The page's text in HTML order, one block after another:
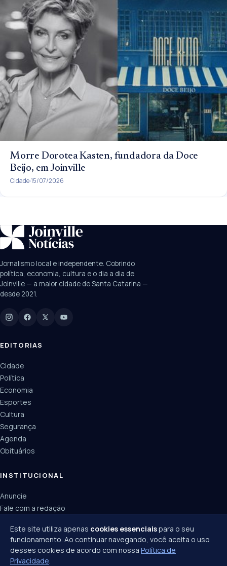
Morre Dorotea Kasten, fundadora da Doce
Beijo, em Joinville
Cidade15/07/2026
SUGESTÕES: JEC
Câmara
UPA Sul
Manchetes, colunistas e editorias do JN
Jornalismo local e independente. Cobrindo
política, economia, cultura e o dia a dia de
Joinville — a maior cidade de Santa Catarina —
desde 2021.
EDITORIAS
Cidade
Política
Economia
Esportes
Cultura
Segurança
Agenda
Obituários
INSTITUCIONAL
Anuncie
Fale com a redação
Este site utiliza apenas cookies essenciaispara o seu
funcionamento. Ao continuar navegando, você aceita o uso
desses cookies de acordo com nossa Política de
Privacidade.